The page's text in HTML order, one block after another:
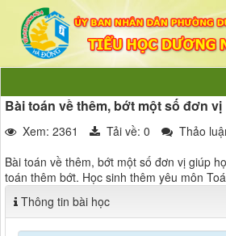
Bài toán về thêm, bớt một số đơn vị
Xem: 2361 Tải về: 0
Thảo
Bài toán về thêm, bớt một số đơn vị giúp
toán thêm bớt. Học sinh thêm yêu môn
Thông tin bài học